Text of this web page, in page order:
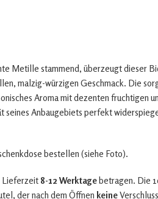
Metille stammend, überzeugt dieser
malzig-würzigen Geschmack. Die
Aroma mit dezenten fruchtigen
seines Anbaugebiets perfekt
bestellen (siehe Foto).
Lieferzeit 8-12 Werktagebetragen. Die
der nach dem Öffnen keine